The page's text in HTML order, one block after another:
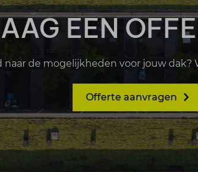
EEN
naar de mogelijkheden voor jouw dak?
Offerte aanvragen